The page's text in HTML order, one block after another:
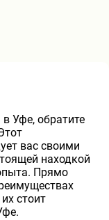
Уфе, обратите
вас своими
находкой
Прямо
стоит